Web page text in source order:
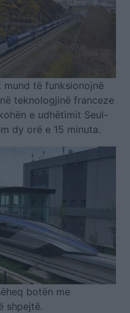
mund të funksionojnë
teknologjinë franceze
e udhëtimit Seul-
dy orë e 15 minuta.
botën me
shpejtë.